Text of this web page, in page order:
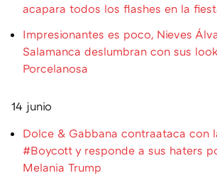
acapara todos los flashes en la
Impresionantes es poco, Nieves
Salamanca deslumbran con sus
Porcelanosa
14 junio
Dolce & Gabbana contraataca con
#Boycott y responde a sus haters
Melania Trump